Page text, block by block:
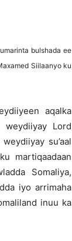
bulshada ee
Siilaanyo ku
aqalka
weydiiyay Lord
su’aal
martiqaadaan
Somaliya,
iyo arrimaha
inuu ka